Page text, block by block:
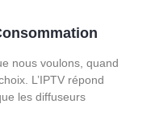
nous voulons, quand
L’IPTV répond
les diffuseurs